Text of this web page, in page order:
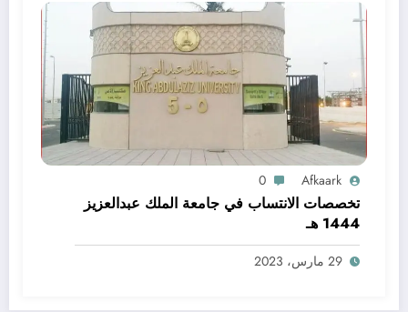
Afkaark
0
تخصصات الانتساب في جامعة الملك عبدالعزيز
1444 هـ
29 مارس، 2023